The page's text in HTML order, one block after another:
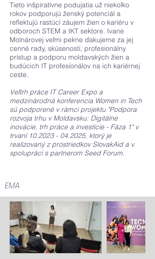
Tieto inšpiratívne podujatia už niekoľko
rokov podporujú ženský potenciál a
reflektujú rastúci záujem žien o kariéru v
odboroch STEM a IKT sektore. Ivane
Molnárovej veľmi pekne ďakujeme za jej
cenné rady, skúsenosti, profesionálny
prístup a podporu moldavských žien a
budúcich IT profesionálov na ich kariérnej
ceste.
Veľtrh práce IT Career Expo a
medzinárodná konferencia Women in Tech
sú podporené v rámci projektu "Podpora
rozvoja trhu v Moldavsku: Digitálne
inovácie, trh práce a investície - Fáza 1" v
trvaní 10.2023 - 04.2025, ktorý je
realizovaný z prostriedkov SlovakAid a v
spolupráci s partnerom Seed Forum.
EMA